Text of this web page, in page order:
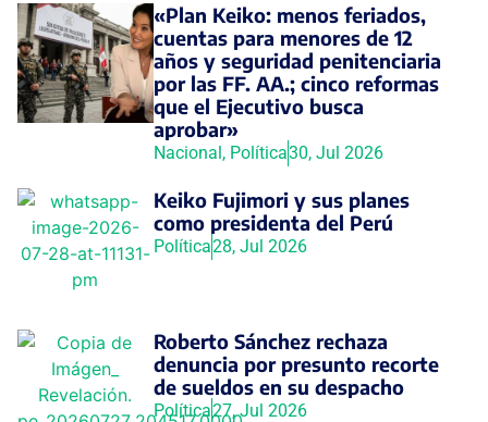
«Plan Keiko: menos feriados,
cuentas para menores de 12
años y seguridad penitenciaria
por las FF. AA.; cinco reformas
que el Ejecutivo busca
aprobar»
Nacional, Política30, Jul 2026
Keiko Fujimori y sus planes
como presidenta del Perú
Política28, Jul 2026
Roberto Sánchez rechaza
denuncia por presunto recorte
de sueldos en su despacho
Política27, Jul 2026